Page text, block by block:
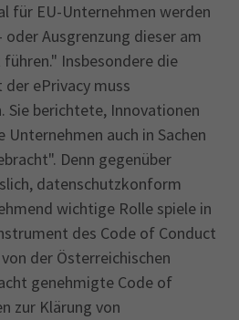
für EU-Unternehmen werden
Ausgrenzung dieser am
Insbesondere die
ePrivacy muss
Sie berichtete, Innovationen
auch in Sachen
Denn gegenüber
datenschutzkonform
wichtige Rolle spiele in
des Code of Conduct
der Österreichischen
genehmigte Code of
zur Klärung von